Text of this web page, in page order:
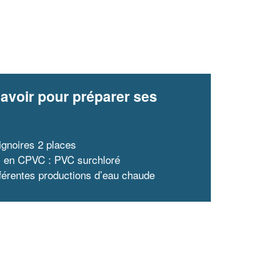
pour préparer ses
2 places
en CPVC : PVC surchloré
productions d’eau chaude